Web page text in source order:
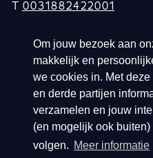
Om jouw bezoek aan
makkelijk en
we cookies in. Met
en derde partijen
verzamelen en jouw
(en mogelijk ook
volgen. Meer informatie
T 0031882422001
KVK: 140.61.328
BTW: NL81.38.92.
296.B01